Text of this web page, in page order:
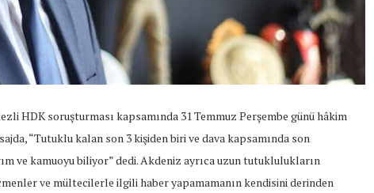
HDK soruşturması kapsamında 31 Temmuz Perşembe günü hâkim
“Tutuklu kalan son 3 kişiden biri ve dava kapsamında son
ve kamuoyu biliyor” dedi. Akdeniz ayrıca uzun tutuklulukların
ve mültecilerle ilgili haber yapamamanın kendisini derinden